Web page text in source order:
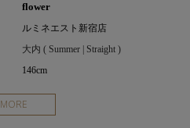
flower
ルミネエスト新宿店
大内 ( Summer | Straight )
146cm
MORE